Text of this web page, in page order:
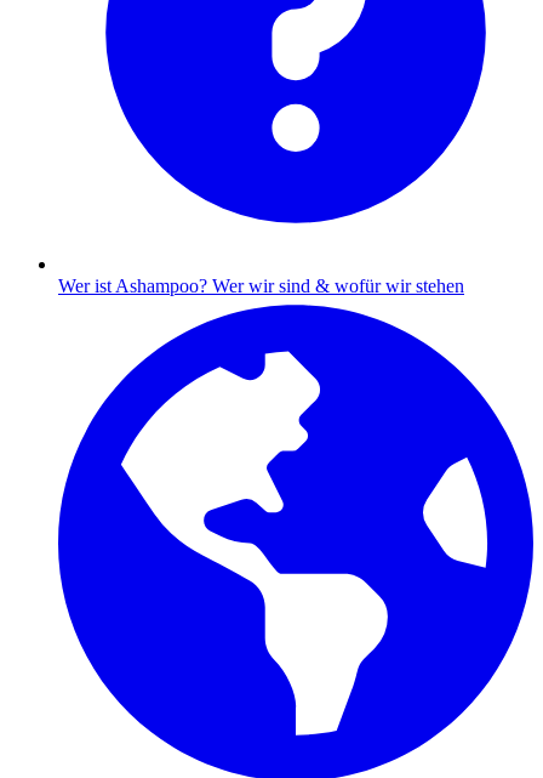
Wer ist Ashampoo? Wer wir sind & wofür wir stehen